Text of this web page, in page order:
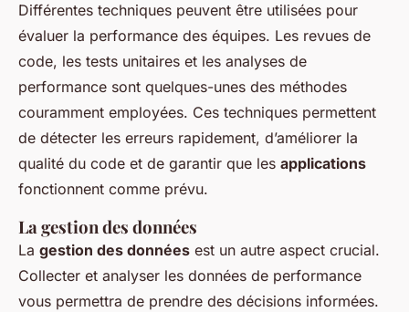
Différentes techniques peuvent être utilisées pour
évaluer la performance des équipes. Les revues de
code, les tests unitaires et les analyses de
performance sont quelques-unes des méthodes
couramment employées. Ces techniques permettent
de détecter les erreurs rapidement, d’améliorer la
qualité du code et de garantir que les applications
fonctionnent comme prévu.
La gestion des données
La gestion des données est un autre aspect crucial.
Collecter et analyser les données de performance
vous permettra de prendre des décisions informées.